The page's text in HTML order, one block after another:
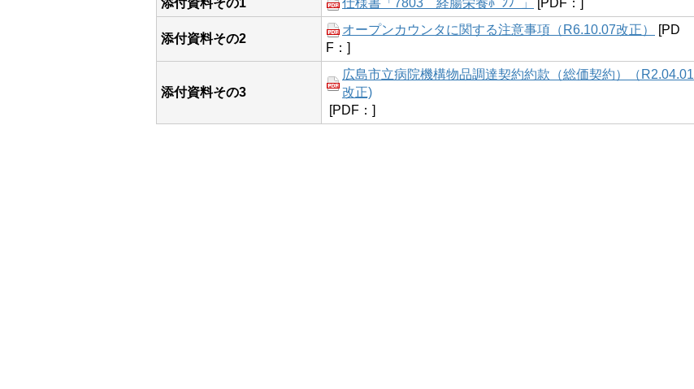
添付資料その2
オープンカウンタに関する注意事項（R6.10.07改正）
[PD
F：]
添付資料その3
広島市立病院機構物品調達契約約款（総価契約）（R2.04.01
改正)
[PDF：]